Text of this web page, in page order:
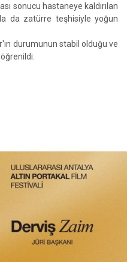
sonucu hastaneye kaldırılan
da zatürre teşhisiyle yoğun
durumunun stabil olduğu ve